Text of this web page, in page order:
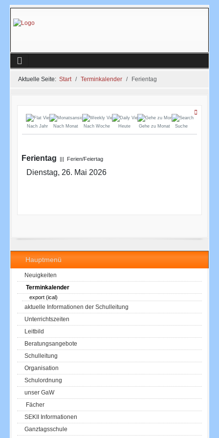
Aktuelle Seite: Start Terminkalender Ferientag
Hauptmenü
Neuigkeiten
Terminkalender
export (ical)
aktuelle Informationen der Schulleitung
Unterrichtszeiten
Leitbild
Beratungsangebote
Schulleitung
Organisation
Schulordnung
unser GaW
Fächer
SEKII Informationen
Ganztagsschule
Nach Jahr Nach Monat Nach Woche Heute Gehe zu Monat Suche
Ferientag ||| Ferien/Feiertag
Dienstag, 26. Mai 2026